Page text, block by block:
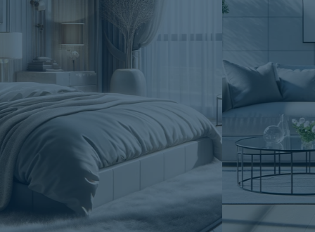
Покупайте у Нас
Окажем квалифицированную помощь в
приобретении выбранной вами недвижимости
Узнать Больше